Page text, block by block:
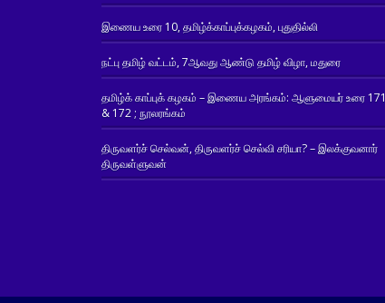
இணைய உரை 10, தமிழ்க்காப்புக்கழகம், புதுதில்லி
நட்பு தமிழ் வட்டம், 7ஆவது ஆண்டு தமிழ் விழா, மதுரை
தமிழ்க் காப்புக் கழகம் – இணைய அரங்கம்: ஆளுமையர் உரை 171
& 172 ; நூலரங்கம்
திருவளர்ச் செல்வன், திருவளர்ச் செல்வி சரியா? – இலக்குவனார்
திருவள்ளுவன்